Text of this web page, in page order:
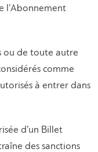
l’Abonnement
ou de toute autre
comme
à entrer dans
d’un Billet
des sanctions